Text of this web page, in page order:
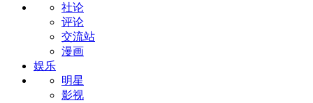
社论
评论
交流站
漫画
娱乐
明星
影视